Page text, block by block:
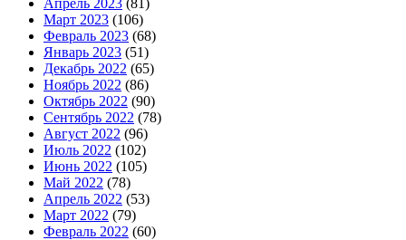
Апрель 2023 (81)
Март 2023 (106)
Февраль 2023 (68)
Январь 2023 (51)
Декабрь 2022 (65)
Ноябрь 2022 (86)
Октябрь 2022 (90)
Сентябрь 2022 (78)
Август 2022 (96)
Июль 2022 (102)
Июнь 2022 (105)
Май 2022 (78)
Апрель 2022 (53)
Март 2022 (79)
Февраль 2022 (60)